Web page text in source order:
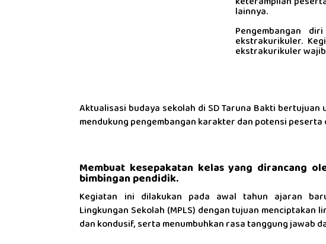
lainnya.
Pengembangan
ekstrakurikuler.
ekstrakurikuler
Aktualisasi budaya sekolah di SD Taruna Bakti
mendukung pengembangan karakter dan potensi
Membuat kesepakatan kelas yang dirancang
bimbingan pendidik.
Kegiatan ini dilakukan pada awal tahun ajaran
Lingkungan Sekolah (MPLS) dengan tujuan menciptakan
dan kondusif, serta menumbuhkan rasa tanggung jawab